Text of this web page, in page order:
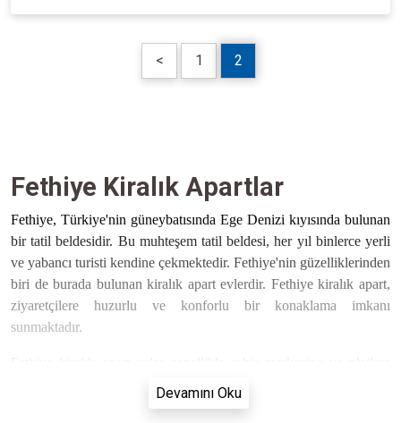
< 1 2
Fethiye Kiralık Apartlar
Fethiye, Türkiye'nin güneybatısında Ege Denizi kıyısında bulunan
bir tatil beldesidir. Bu muhteşem tatil beldesi, her yıl binlerce yerli
ve yabancı turisti kendine çekmektedir. Fethiye'nin güzelliklerinden
biri de burada bulunan kiralık apart evlerdir. Fethiye kiralık apart,
ziyaretçilere huzurlu ve konforlu bir konaklama imkanı
sunmaktadır.
yakın konumlarda bulunmaktadır. Bu konumları sayesinde
tatilciler, rahatlıkla plajlara ulaşabilir ve çevredeki restoranlarda
Devamını Oku